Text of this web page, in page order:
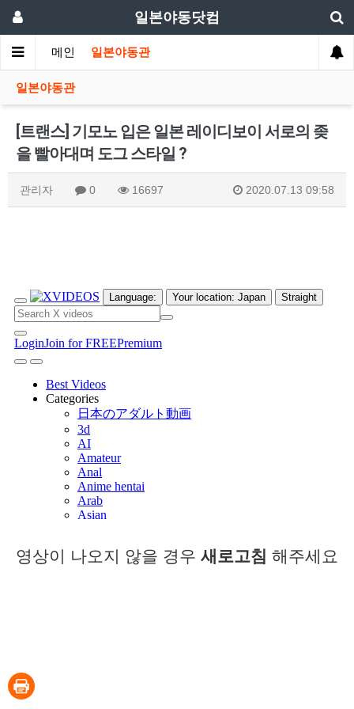
일본야동닷컴
메인 일본야동관
일본야동관
[트랜스] 기모노 입은 일본 레이디보이 서로의 좆
을 빨아대며 도그 스타일 ?
관리자 0 16697 2020.07.13 09:58
영상이 나오지 않을 경우 새로고침 해주세요